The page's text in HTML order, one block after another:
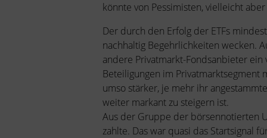
könnte von Pessimisten, vielleicht
Der durch den Erfolg der ETFs
nachhaltig Begehrlichkeiten wecken.
andere Privatmarkt-Fondsanbieter
Beteiligungen im Privatmarktsegment
umso stärker, je mehr ihr
weiter markant zu steigern ist.
Aus der Gruppe der börsennotierten
zahlte. Das war quasi das Startsignal